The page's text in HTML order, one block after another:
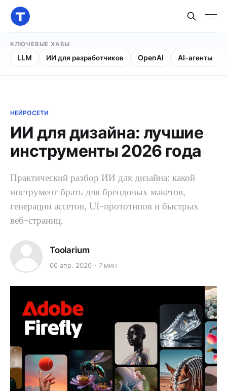
КЛЮЧЕВЫЕ ХАБЫ
LLM ИИ для разработчиков OpenAI AI-агенты
НЕЙРОСЕТИ
ИИ для дизайна: лучшие
инструменты 2026 года
Практический разбор ИИ для дизайна: какой
инструмент брать для брендовых макетов,
генерации ассетов, UI-прототипов и быстрых
веб-страниц.
Toolarium
06 апр. 2026 7 мин